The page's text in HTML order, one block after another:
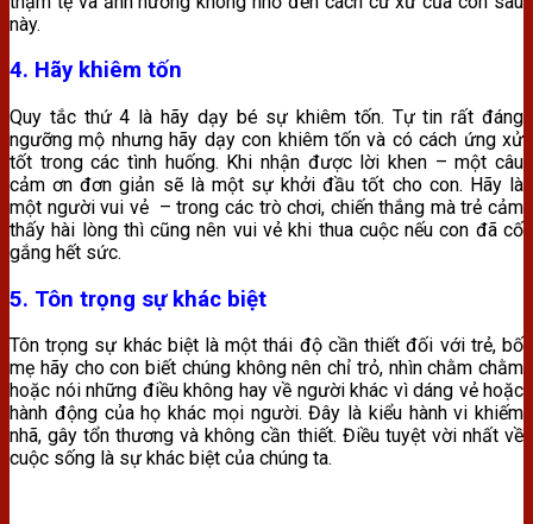
này.
4. Hãy khiêm tốn
Quy tắc thứ 4 là hãy dạy bé sự khiêm tốn. Tự tin rất đáng
ngưỡng mộ nhưng hãy dạy con khiêm tốn và có cách ứng xử
tốt trong các tình huống. Khi nhận được lời khen – một câu
cảm ơn đơn giản sẽ là một sự khởi đầu tốt cho con. Hãy là
một người vui vẻ – trong các trò chơi, chiến thắng mà trẻ cảm
thấy hài lòng thì cũng nên vui vẻ khi thua cuộc nếu con đã cố
gắng hết sức.
5. Tôn trọng sự khác biệt
Tôn trọng sự khác biệt là một thái độ cần thiết đối với trẻ, bố
mẹ hãy cho con biết chúng không nên chỉ trỏ, nhìn chằm chằm
hoặc nói những điều không hay về người khác vì dáng vẻ hoặc
hành động của họ khác mọi người. Đây là kiểu hành vi khiếm
nhã, gây tổn thương và không cần thiết. Điều tuyệt vời nhất về
cuộc sống là sự khác biệt của chúng ta.